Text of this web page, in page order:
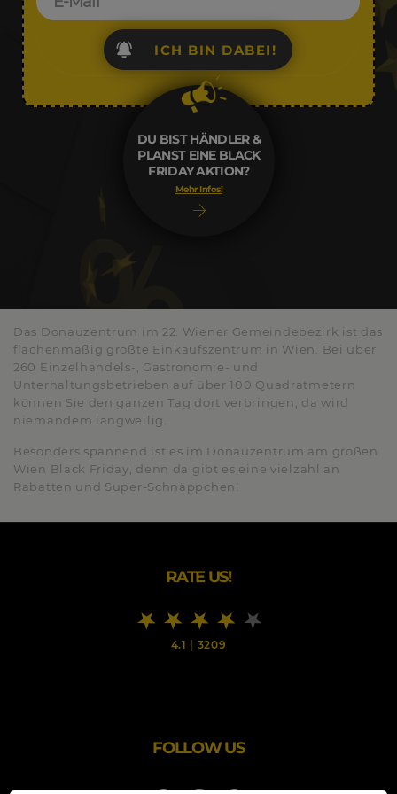
DU BIST HÄNDLER &
PLANST EINE BLACK
FRIDAY AKTION?
Mehr Infos!
ICH BIN DABEI!
Das Donauzentrum im 22. Wiener Gemeindebezirk ist das
flächenmäßig größte Einkaufszentrum in Wien. Bei über
260 Einzelhandels-, Gastronomie- und
Unterhaltungsbetrieben auf über 100 Quadratmetern
können Sie den ganzen Tag dort verbringen, da wird
niemandem langweilig.
Besonders spannend ist es im Donauzentrum am großen
Wien Black Friday, denn da gibt es eine vielzahl an
Rabatten und Super-Schnäppchen!
RATE US!
4.1 | 3209
FOLLOW US